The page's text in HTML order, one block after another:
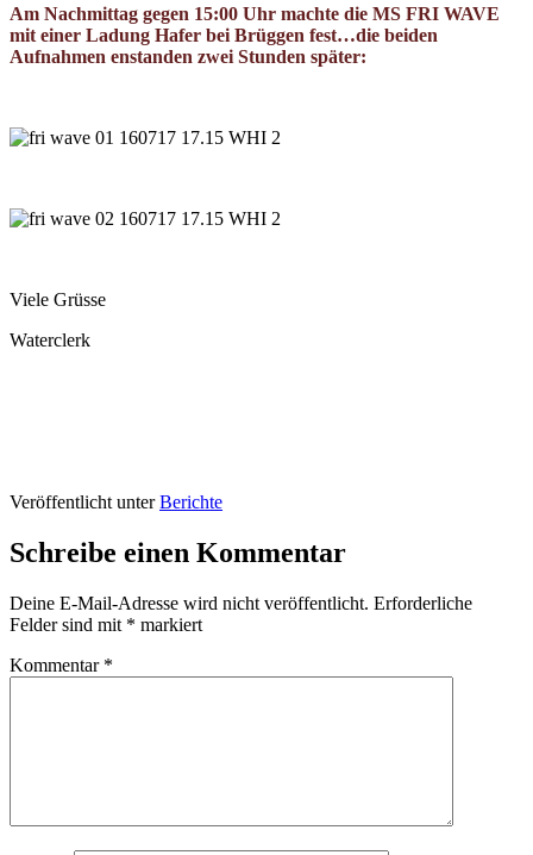
Am Nachmittag gegen 15:00 Uhr machte die MS FRI WAVE
mit einer Ladung Hafer bei Brüggen fest…die beiden
Aufnahmen enstanden zwei Stunden später:
Viele Grüsse
Waterclerk
Veröffentlicht unter Berichte
Schreibe einen Kommentar
Deine E-Mail-Adresse wird nicht veröffentlicht. Erforderliche
Felder sind mit * markiert
Kommentar *